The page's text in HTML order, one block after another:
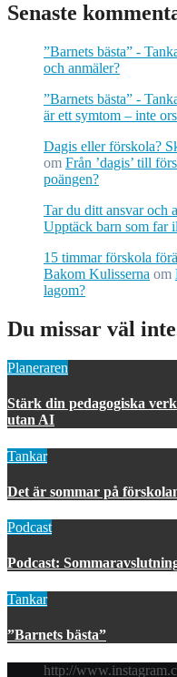
Senaste
”Barnets bästa” -
och anmäler?
”Barnets bästa” -
är ett symtom – inte
Dagis eller förskola?
om Från ’dagis’ till
poängen?
Tar du ditt ansvar och
Upptäck barn som far
15 timmar förskola
Bakom Kulisserna om
lagom?
Du missar väl
Planeraren
Stärk din pedagogiska
utan AI
Tankar
Det är sommar på
Podcast
Podcast:
Tankar
”Barnets bästa”
http://